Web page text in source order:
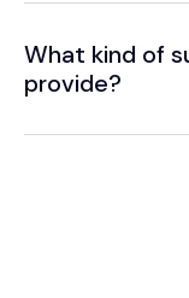
What kind of
provide?